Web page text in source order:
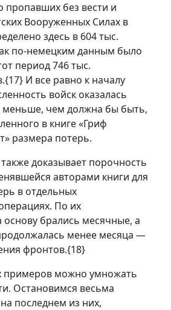
пропавших без вести и
Вооруженных Силах в
здесь в 604 тыс.
по-немецким данным было
период 746 тыс.
{17} И все равно к началу
войск оказалась
меньше, чем должна бы быть,
в книге «Гриф
размера потерь.
доказывает порочность
авторами книги для
в отдельных
По их
брались месячные, а
менее месяца —
фронтов.{18}
примеров можно умножать
Остановимся весьма
последнем из них,